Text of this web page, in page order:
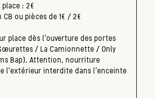
place : 2€
CB ou pièces de 1€ / 2€
place dès l’ouverture des portes
/ La Camionnette / Only
Bap). Attention, nourriture
l’extérieur interdite dans l’enceinte